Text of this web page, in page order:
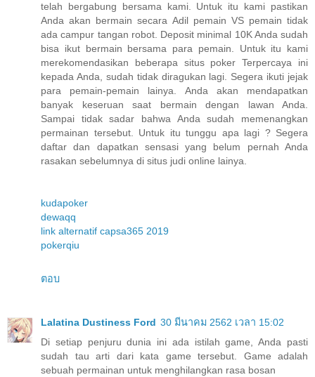
telah bergabung bersama kami. Untuk itu kami pastikan
Anda akan bermain secara Adil pemain VS pemain tidak
ada campur tangan robot. Deposit minimal 10K Anda sudah
bisa ikut bermain bersama para pemain. Untuk itu kami
merekomendasikan beberapa situs poker Terpercaya ini
kepada Anda, sudah tidak diragukan lagi. Segera ikuti jejak
para pemain-pemain lainya. Anda akan mendapatkan
banyak keseruan saat bermain dengan lawan Anda.
Sampai tidak sadar bahwa Anda sudah memenangkan
permainan tersebut. Untuk itu tunggu apa lagi ? Segera
daftar dan dapatkan sensasi yang belum pernah Anda
rasakan sebelumnya di situs judi online lainya.
kudapoker
dewaqq
link alternatif capsa365 2019
pokerqiu
ตอบ
Lalatina Dustiness Ford 30 มีนาคม 2562 เวลา 15:02
Di setiap penjuru dunia ini ada istilah game, Anda pasti
sudah tau arti dari kata game tersebut. Game adalah
sebuah permainan untuk menghilangkan rasa bosan